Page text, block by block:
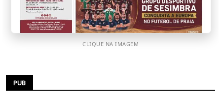
CLIQUE NA IMAGEM
PUB